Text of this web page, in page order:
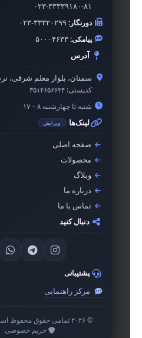
۰۲۳-۳۳۳۳۹۱۸۰-۸۱
دورنگار:۰۲۳-۳۳۳۲۰۲۹۹
پیامکی:۵۰۰۰۴۶۳۳
آدرس
سمنان، بلوار معلم شرقی،
کدپستی: ۳۵۱۴۶۵۶۶۳۴
شنبه تا چهارشنبه ۸ – ۱۷
لینک‌ها ویرایش
صفحه اصلی
محصولات
وبلاگ
درباره ما
تماس با ما
دنبال کنید
پشتیبانی
مرکز راهنمایی
© ۲۰۲۶ تمامی حقوق محفوظ است.
حریم خصوصی